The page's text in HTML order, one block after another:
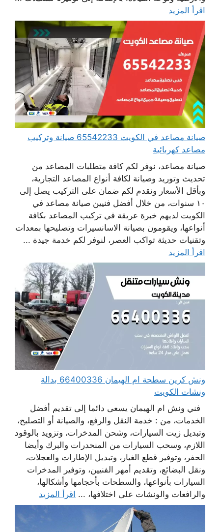
اقرأ المزيد
صيانة مصاعد في الكويت 65542233 صيانة وتركيب
مصاعد كهربائية
صيانة مصاعد، نوفر لكم كافة متطلبات المصاعد من
تحديث وتوريد وصيانة لكافة أنواع المصاعد التجارية،
وبأقل الأسعار ونقدم لكم ضمان على التركيب يصل إلى
١٠ سنوات، من خلال أفضل فنيين صيانة مصاعد في
الكويت لديهم خبرة عريقة في تركيب المصاعد بكافة
أنواعها، ويقومون بصيانة الاسانسيرات وتصليحها بمعدات
وتقنيات حديثة تواكب العصر، لنوفر لكم خدمة جيدة ...
اقرأ المزيد
ونش كرين سطحة ام الهيمان 66400336 بدالة
ونشات الكويت
فني ونش ام الهيمان يسعى دائما إلى تقديم أفضل
الخدمات، من : خدمة النقل والرفع، والصيانة أو التصليح،
وتبديل زيت السيارات، وشحن المدخرات، وتزويد بالوقود
اللازم، وسحب السيارات من المنحدرات والبرك وأيضا
الحفر، وتوفير قطع الغيار، وتبديل الإطارات والعجلات،
ونقل البضائع، وتقديم أمهر الفنيين، وتوفير المدخرات
السيارات بأنواعها، والسطحات بأحجامها وأشكالها،
والرافعات والونشات على اختلافها، ... اقرأ المزيد